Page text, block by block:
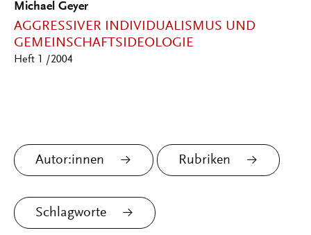
Michael Geyer
AGGRESSIVER INDIVIDUALISMUS UND
GEMEINSCHAFTSIDEOLOGIE
Heft 1 /2004
Autor:innen Rubriken
Schlagworte